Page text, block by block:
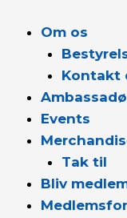
indholdet
Om os
Kontakt
Events
Tak til
Bliv